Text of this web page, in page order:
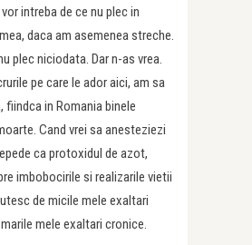
intreba de ce nu plec in
daca am asemenea streche.
plec niciodata. Dar n-as vrea.
pe care le ador aici, am sa
fiindca in Romania binele
Cand vrei sa anesteziezi
ca protoxidul de azot,
imbobocirile si realizarile vietii
de micile mele exaltari
mele exaltari cronice.